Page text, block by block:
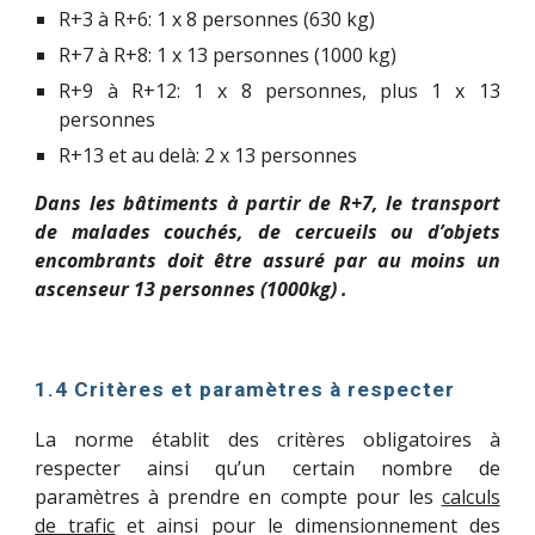
R+3 à R+6: 1 x 8 personnes (630 kg)
R+7 à R+8: 1 x 13 personnes (1000 kg)
R+9 à R+12: 1 x 8 personnes, plus 1 x 13
personnes
R+13 et au delà: 2 x 13 personnes
Dans les bâtiments à partir de R+7, le transport
de malades couchés, de cercueils ou d’objets
encombrants doit être assuré par au moins un
ascenseur 13 personnes (1000kg) .
1.4 Critères et paramètres à respecter
La norme établit des critères obligatoires à
respecter ainsi qu’un certain nombre de
paramètres à prendre en compte pour les calculs
de trafic et ainsi pour le dimensionnement des